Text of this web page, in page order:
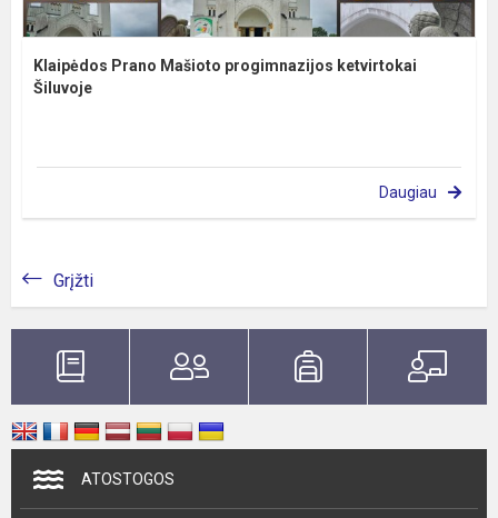
Klaipėdos Prano Mašioto progimnazijos ketvirtokai
Šiluvoje
Daugiau
Grįžti
ATOSTOGOS